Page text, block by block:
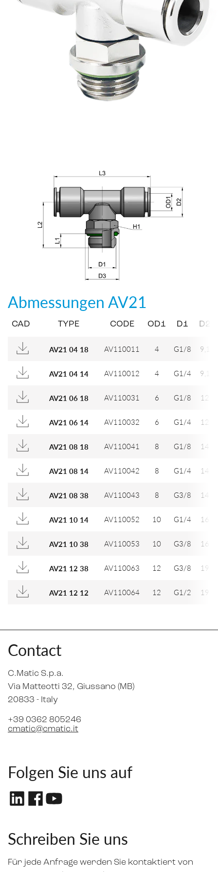
AbmessungenAV21
CAD TYPE CODE OD1 D1 D2
AV21 04 18 AV110011 4 G1/8 9,1
AV21 04 14 AV110012 4 G1/4 9,1
AV21 06 18 AV110031 6 G1/8 12
AV21 06 14 AV110032 6 G1/4 12
AV21 08 18 AV110041 8 G1/8 14
AV21 08 14 AV110042 8 G1/4 14
AV21 08 38 AV110043 8 G3/8 14
AV21 10 14 AV110052 10 G1/4 16
AV21 10 38 AV110053 10 G3/8 16
AV21 12 38 AV110063 12 G3/8 19
AV21 12 12 AV110064 12 G1/2 19
Contact
C.Matic S.p.a.
Via Matteotti 32, Giussano (MB)
20833 - Italy
+39 0362 805246
cmatic@cmatic.it
Folgen Sie uns auf
Schreiben Sie uns
Für jede Anfrage werden Sie kontaktiert von